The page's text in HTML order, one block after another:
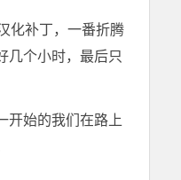
化补丁，一番折腾
几个小时，最后只
开始的我们在路上